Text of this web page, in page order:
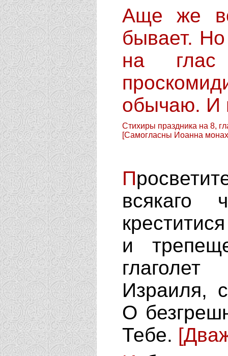
Аще же во иныя дни, стихологиа не
бывает.
на
обычаю. И
Стихиры праздника на 8,
[Самогласны Иоанна
П
всякаго
и
Израиля,
О
Тебе.